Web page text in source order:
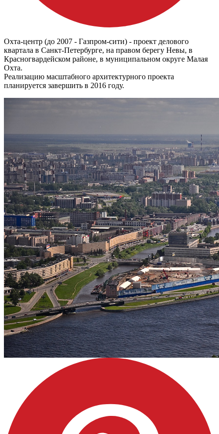
Охта-центр (до 2007 - Газпром-сити) - проект делового
квартала в Санкт-Петербурге, на правом берегу Невы, в
Красногвардейском районе, в муниципальном округе Малая
Охта.
Реализацию масштабного архитектурного проекта
планируется завершить в 2016 году.